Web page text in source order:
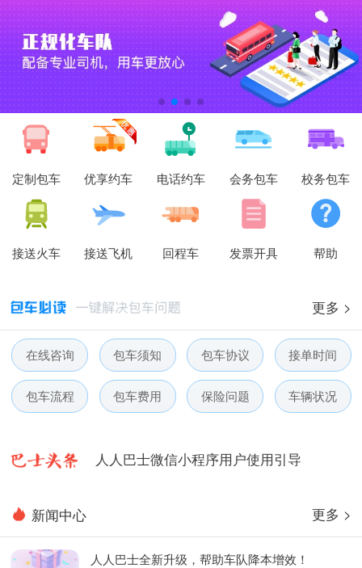
定制包车 优享约车 电话约车 会务包车 校务包车
接送火车 接送飞机 回程车 发票开具 帮助
更多 >
在线咨询 包车须知 包车协议 接单时间
包车流程 包车费用 保险问题 车辆状况
人人巴士春节放假通知-杭州包车网
人人巴士电话包车5月数据榜
人人巴士微信小程序用户使用引导
人人巴士五一放假通知-杭州包车网
新闻中心 更多 >
人人巴士全新升级，帮助车队降本增效！